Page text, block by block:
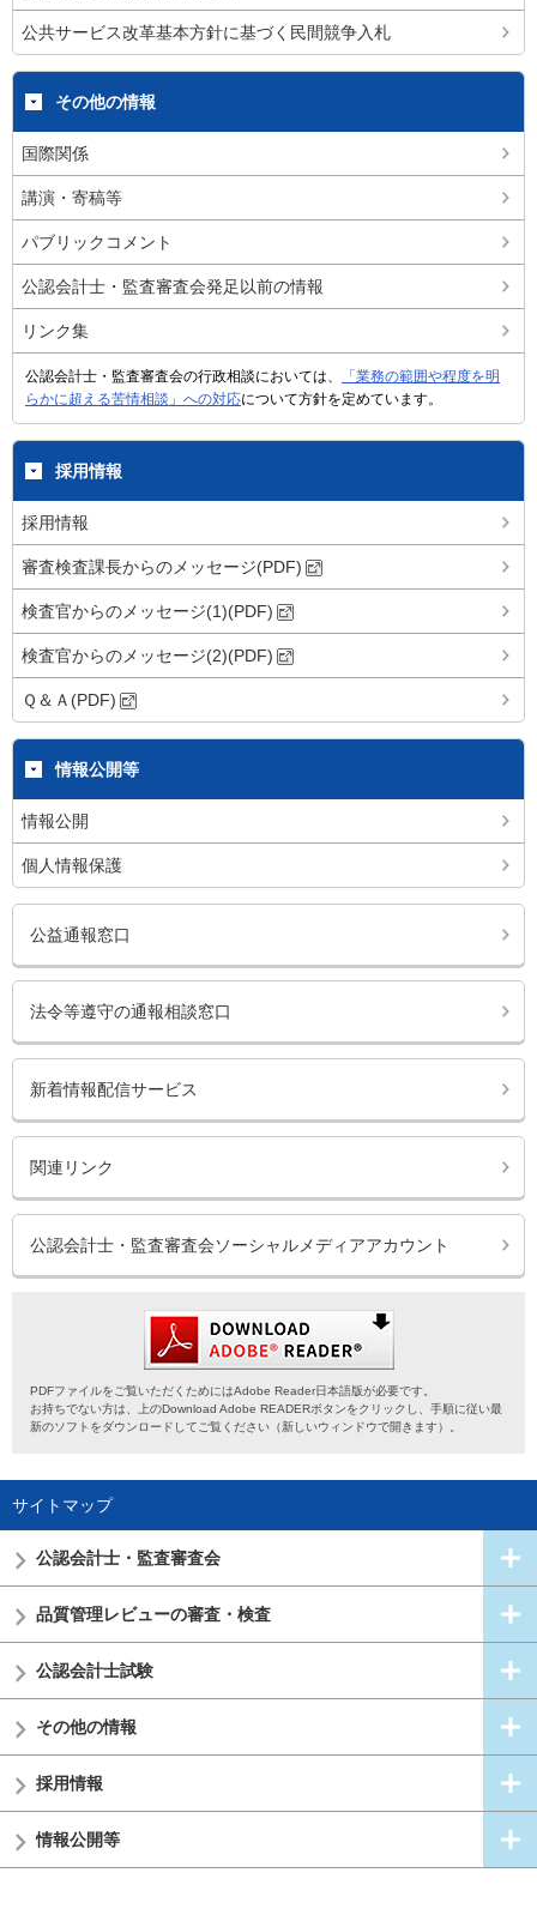
公共サービス改革基本方針に基づく民間競争入札
その他の情報
国際関係
講演・寄稿等
パブリックコメント
公認会計士・監査審査会発足以前の情報
リンク集
公認会計士・監査審査会の行政相談においては、
「業務の範囲や程度を明
らかに超える苦情相談」への対応について方針を定めています。
採用情報
採用情報
審査検査課長からのメッセージ(PDF)
検査官からのメッセージ(1)(PDF)
検査官からのメッセージ(2)(PDF)
Ｑ＆Ａ(PDF)
情報公開等
情報公開
個人情報保護
公益通報窓口
法令等遵守の通報相談窓口
新着情報配信サービス
関連リンク
公認会計士・監査審査会ソーシャルメディアアカウント
PDFファイルをご覧いただくためにはAdobe Reader日本語版が必要です。
お持ちでない方は、上のDownload Adobe READERボタンをクリックし、手順に従い最
新のソフトをダウンロードしてご覧ください（新しいウィンドウで開きます）。
サイトマップ
公認会計士・ 監査審査会
品質管理レビューの審査・検査
公認会計士試験
その他の情報
採用情報
情報公開等